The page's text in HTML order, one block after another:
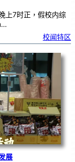
上7时正，假校内综
校闻特区
展